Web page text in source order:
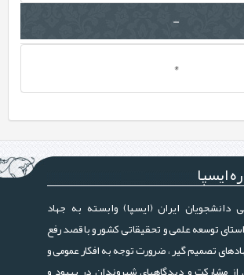
-
*
ایسپا
دانشجویان ایران (ایسپا) وابسته به جهاد
توسعه علمی و تحقیقاتی کشور و با قصد رفع
نهادهای تصمیم گیر ، ضرورت توجه به افکار عمومی و